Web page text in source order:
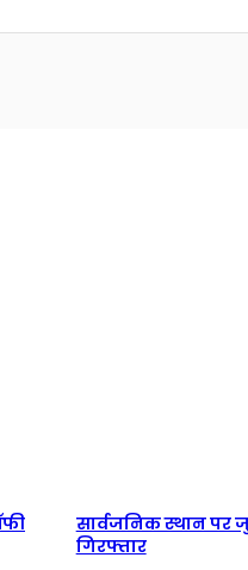
सार्वजनिक स्थान
गिरफ्तार